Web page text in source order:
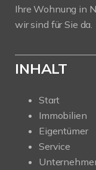
Ihre Wohnung in
wir sind für Sie da.
INHALT
Start
Immobilien
Eigentümer
Service